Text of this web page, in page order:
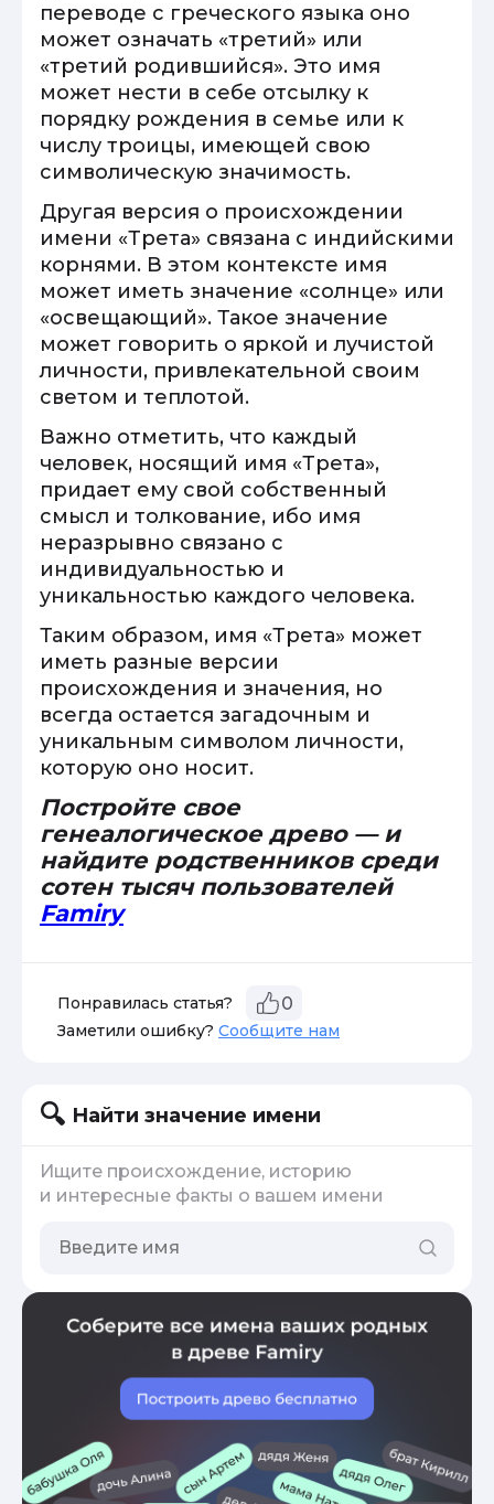
переводе с греческого языка оно
может означать «третий» или
«третий родившийся». Это имя
может нести в себе отсылку к
порядку рождения в семье или к
числу троицы, имеющей свою
символическую значимость.
Другая версия о происхождении
имени «Трета» связана с индийскими
корнями. В этом контексте имя
может иметь значение «солнце» или
«освещающий». Такое значение
может говорить о яркой и лучистой
личности, привлекательной своим
светом и теплотой.
Важно отметить, что каждый
человек, носящий имя «Трета»,
придает ему свой собственный
смысл и толкование, ибо имя
неразрывно связано с
индивидуальностью и
уникальностью каждого человека.
Таким образом, имя «Трета» может
иметь разные версии
происхождения и значения, но
всегда остается загадочным и
уникальным символом личности,
которую оно носит.
Постройте свое
генеалогическое древо — и
найдите родственников среди
сотен тысяч пользователей
Famiry
Понравилась статья? 0
Заметили ошибку? Сообщите нам
Найти значение имени
Ищите происхождение, историю
и интересные факты о вашем имени